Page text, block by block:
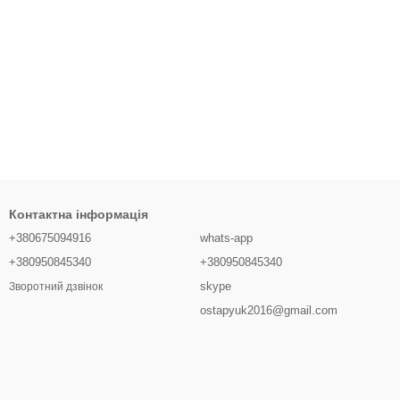
Контактна інформація
+380675094916
+380950845340
Зворотний дзвінок
whats-app
+380950845340
skype
ostapyuk2016@gmail.com